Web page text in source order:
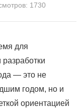
1730
для
— это не
годом, но и
ориентацией